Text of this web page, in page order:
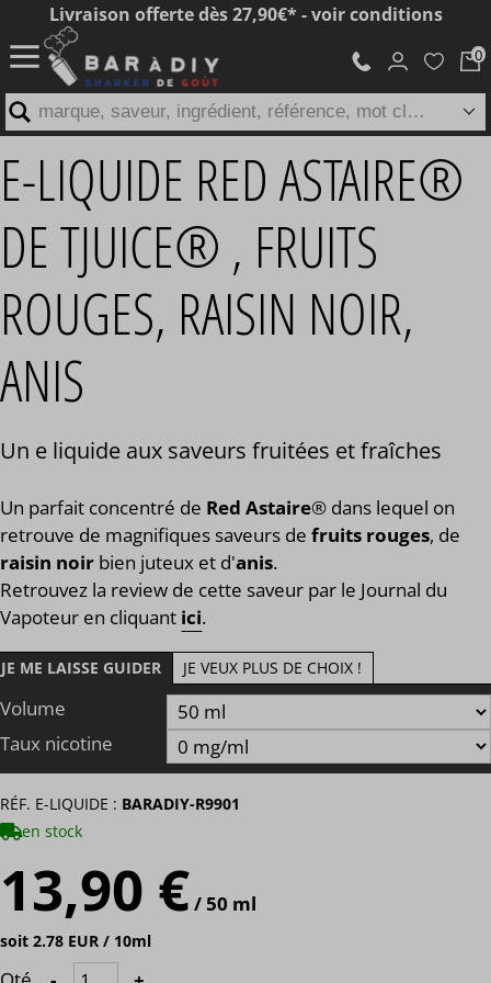
E-LIQUIDE RED ASTAIRE®
DE TJUICE® , FRUITS
ROUGES, RAISIN NOIR,
ANIS
Un e liquide aux saveurs fruitées et fraîches
Un parfait concentré de Red Astaire® dans lequel on
retrouve de magnifiques saveurs de fruits rouges, de
raisin noir bien juteux et d'anis.
Retrouvez la review de cette saveur par le Journal du
Vapoteur en cliquant ici.
JE ME LAISSE GUIDER JE VEUX PLUS DE CHOIX !
Volume
Taux nicotine
RÉF. E-LIQUIDE : BARADIY-R9901
en stock
13,90 €/ 50 ml
soit 2.78 EUR / 10ml
Livraison offerte dès 27,90€* - voir conditions
marque, saveur, ingrédient, référence, mot clé...